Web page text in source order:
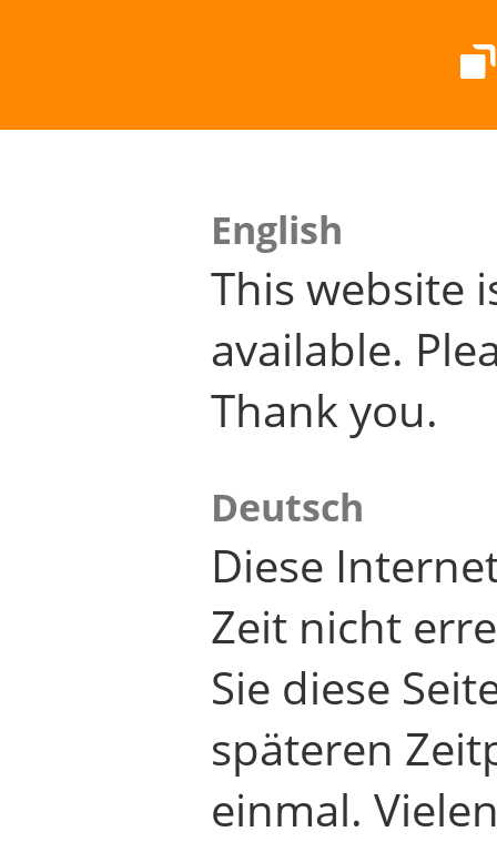
English
This website
available.
Thank you.
Deutsch
Diese
Zeit nicht
Sie diese
späteren
einmal.